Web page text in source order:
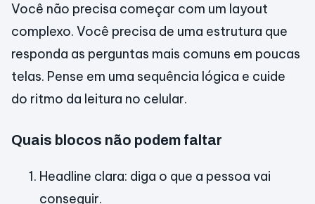
Você não precisa começar com um layout
complexo. Você precisa de uma estrutura que
responda as perguntas mais comuns em poucas
telas. Pense em uma sequência lógica e cuide
do ritmo da leitura no celular.
Quais blocos não podem faltar
Headline clara: diga o que a pessoa vai
conseguir.